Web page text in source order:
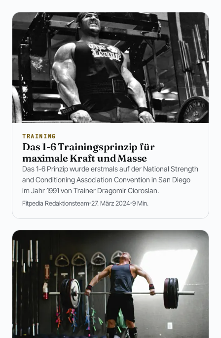
TRAINING
Das 1-6 Trainingsprinzip für
maximale Kraft und Masse
Das 1-6 Prinzip wurde erstmals auf der National Strength
and Conditioning Association Convention in San Diego
im Jahr 1991 von Trainer Dragomir Cioroslan.
Fitpedia Redaktionsteam 27. März 2024 9 Min.